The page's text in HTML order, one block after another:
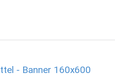
- Banner 160x600